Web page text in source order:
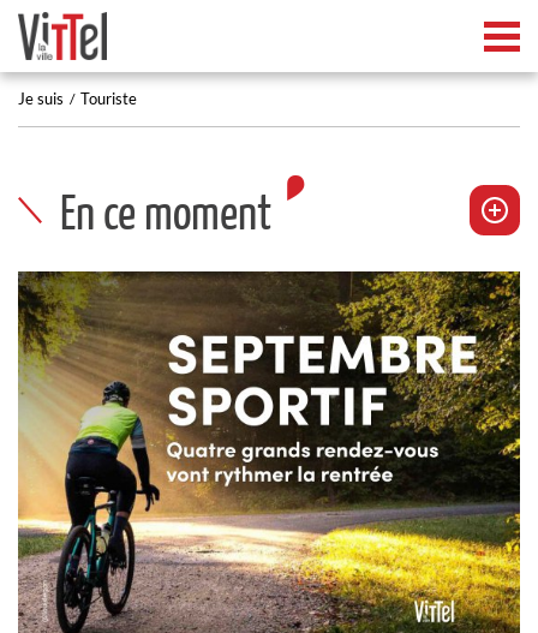
Je suis Touriste
En ce moment